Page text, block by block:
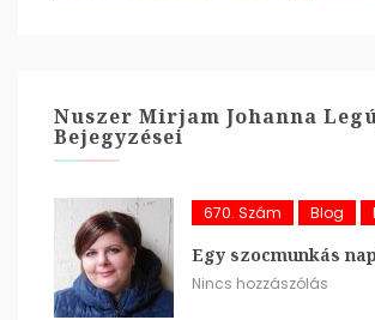
Nuszer Mirjam Johanna
Bejegyzései
670. Szám Blog
Egy szocmunkás
Nincs hozzászólás